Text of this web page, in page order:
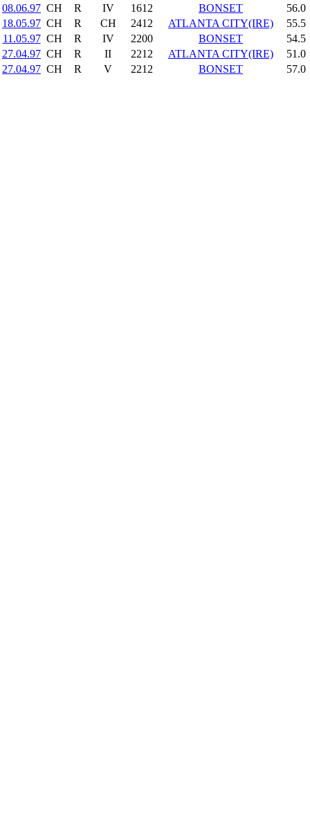
08.06.97 CH R IV 1612 BONSET
56.0
18.05.97 CH R CH 2412 ATLANTA CITY(IRE)
55.5
11.05.97 CH R IV 2200 BONSET
54.5
27.04.97 CH R II 2212 ATLANTA CITY(IRE)
51.0
27.04.97 CH R V 2212 BONSET 57.0